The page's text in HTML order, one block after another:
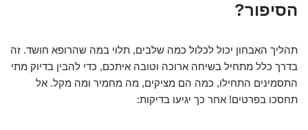
הסיפור?
תהליך האבחון יכול לכלול כמה שלבים, תלוי במה שהרופא חושד. זה
בדרך כלל מתחיל בשיחה ארוכה וטובה איתכם, כדי להבין בדיוק מתי
התסמינים התחילו, כמה הם מציקים, מה מחמיר ומה מקל. אל
תחסכו בפרטים! אחר כך יגיעו בדיקות: